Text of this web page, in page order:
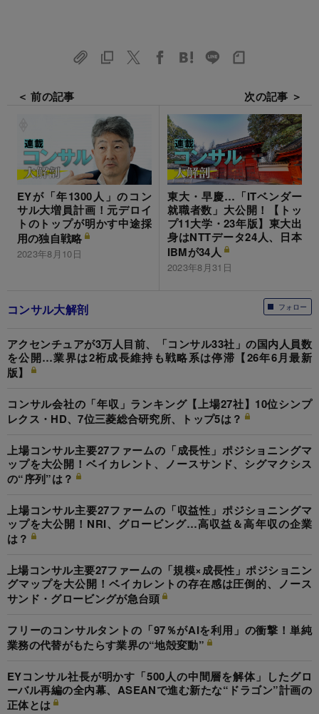
＜ 前の記事
EYが「年1300人」のコン
サル大増員計画！元デロイ
トのトップが明かす中途採
用の独自戦略
2023年8月10日
次の記事 ＞
東大・早慶…「ITベンダー
就職者数」大公開！【トッ
プ11大学・23年版】東大出
身はNTTデータ24人、日本
IBMが34人
2023年8月31日
フォロー
コンサル大解剖
アクセンチュアが3万人目前、「コンサル33社」の国内人員数
を公開…業界は2桁成長維持も戦略系は停滞【26年6月最新
版】
コンサル会社の「年収」ランキング【上場27社】10位シンプ
レクス・HD、7位三菱総合研究所、トップ5は？
上場コンサル主要27ファームの「成長性」ポジショニングマ
ップを大公開！ベイカレント、ノースサンド、シグマクシス
の“序列”は？
上場コンサル主要27ファームの「収益性」ポジショニングマ
ップを大公開！NRI、グロービング…高収益＆高年収の企業
は？
上場コンサル主要27ファームの「規模×成長性」ポジショニン
グマップを大公開！ベイカレントの存在感は圧倒的、ノース
サンド・グロービングが急台頭
フリーのコンサルタントの「97％がAIを利用」の衝撃！単純
業務の代替がもたらす業界の“地殻変動”
EYコンサル社長が明かす「500人の中間層を解体」したグロ
ーバル再編の全内幕、ASEANで進む新たな“ドラゴン”計画の
正体とは